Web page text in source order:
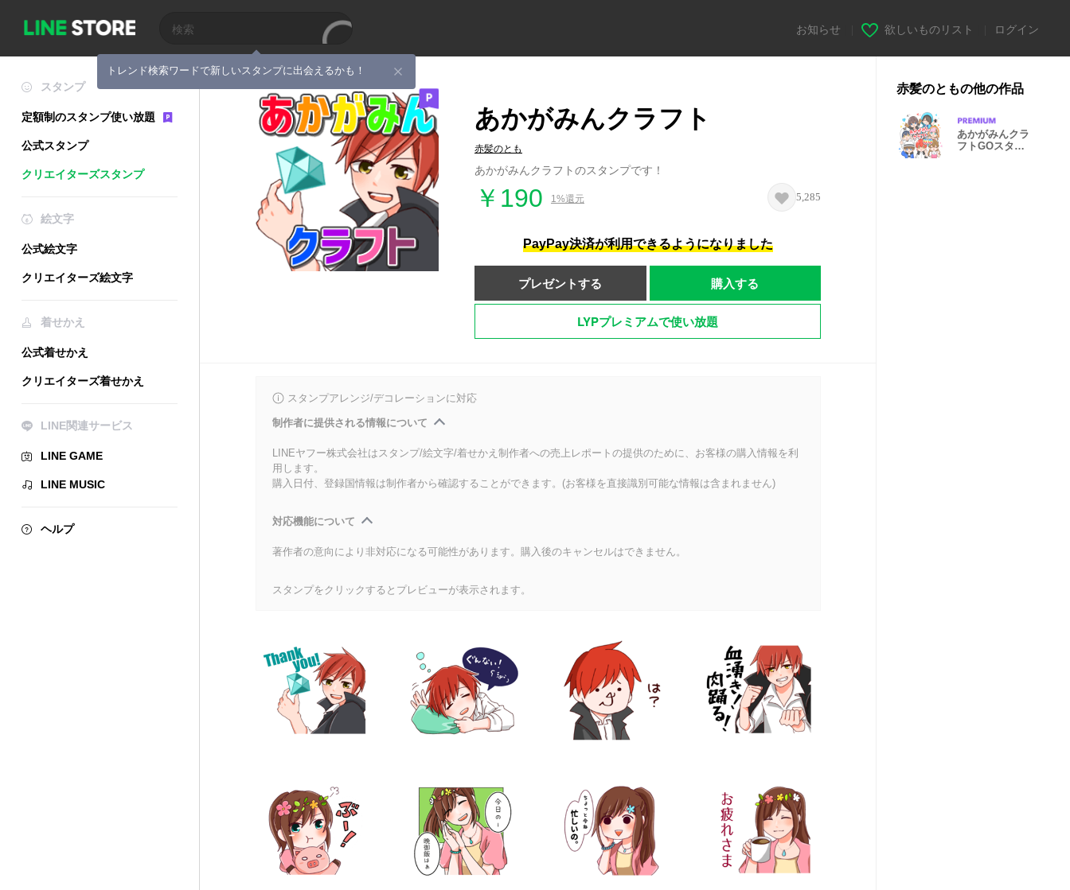
トレンド検索ワードで新しいスタンプに出会えるかも！
お知らせ 欲しいものリスト ログイン
スタンプ
定額制のスタンプ使い放題
公式スタンプ
クリエイターズスタンプ
絵文字
公式絵文字
クリエイターズ絵文字
着せかえ
公式着せかえ
クリエイターズ着せかえ
LINE関連サービス
LINE GAME
LINE MUSIC
ヘルプ
あかがみんクラフト
赤髪のとも
あかがみんクラフトのスタンプです！
￥190 1%還元 5,285
PayPay決済が利用できるようになりました
プレゼントする 購入する
LYPプレミアムで使い放題
スタンプアレンジ/デコレーションに対応
制作者に提供される情報について
LINEヤフー株式会社はスタンプ/絵文字/着せかえ制作者への売上レポートの提供のために、お客様の購入情報を利
用します。
購入日付、登録国情報は制作者から確認することができます。(お客様を直接識別可能な情報は含まれません)
対応機能について
著作者の意向により非対応になる可能性があります。購入後のキャンセルはできません。
スタンプをクリックするとプレビューが表示されます。
赤髪のともの他の作品
あかがみんクラ
フトGOスタン